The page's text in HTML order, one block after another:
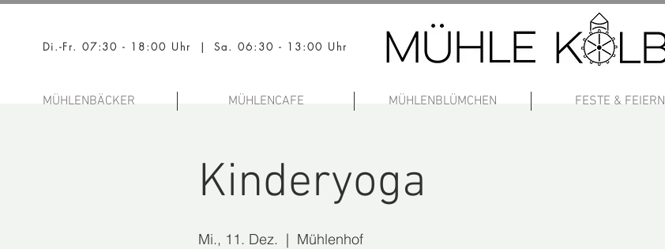
Di.-Fr. 07:30 - 18:00 Uhr | Sa. 06:30 - 13:00 Uhr
MÜHLENBÄCKER MÜHLENCAFE MÜHLENBLÜMCHEN FESTE & FEIERN
Kinderyoga
Mi., 11. Dez.
  |
Mühlenhof